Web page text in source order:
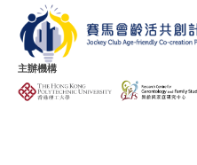
主辦機構